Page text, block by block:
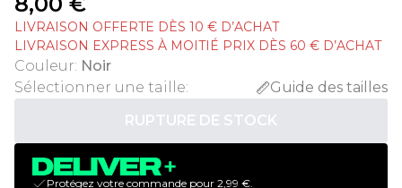
LIVRAISON OFFERTE DÈS 10 € D’ACHAT
LIVRAISON EXPRESS À MOITIÉ PRIX DÈS 60 € D’ACHAT
Couleur: Noir
Sélectionner une taille:
Guide des tailles
RUPTURE DE STOCK
Protégez votre commande pour 2,99 €.